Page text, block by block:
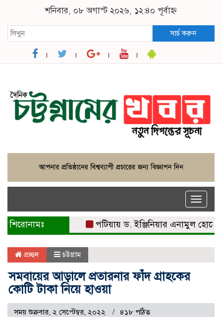
শনিবার, ০৮ অগাস্ট ২০২৬, ১২:৪০ পূর্বাহ্ন
সার্চ করুন
Toggle
শিরোনামঃ পটিয়ায় ড. ইঞ্জিনিয়ার এনামুল হোসেনকে
প্রচ্ছদ চট্টগ্রাম
সমবায়ের আড়ালে প্রতারনার ফাঁদ গ্রাহকের
কোটি টাকা নিয়ে হাওয়া
সময় শুক্রবার, ২ সেপ্টেম্বর, ২০২২ ৪১৮ পঠিত